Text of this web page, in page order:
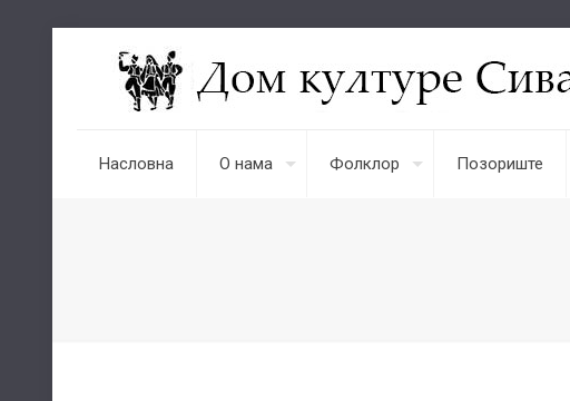
Насловна О нама Фолклор Позориште